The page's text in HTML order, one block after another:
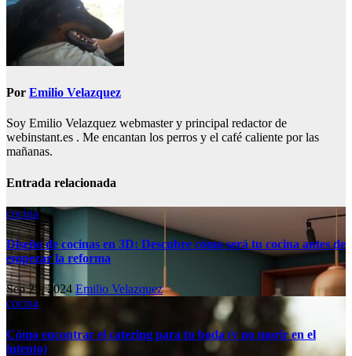
Por Emilio Velazquez
Soy Emilio Velazquez webmaster y principal redactor de
webinstant.es . Me encantan los perros y el café caliente por las
mañanas.
Entrada relacionada
cocina
Diseño de cocinas en 3D: Descubre cómo será tu cocina antes de
empezar la reforma
Sep 25, 2024 Emilio Velazquez
cocina
Cómo encontrar el catering para tu boda (y no morir en el
intento)